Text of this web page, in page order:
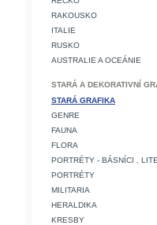
RAKOUSKO
ITALIE
RUSKO
AUSTRALIE A OCEÁNIE
STARÁ A DEKORATIVNÍ
STARÁ GRAFIKA
GENRE
FAUNA
FLORA
PORTRÉTY - BÁSNÍCI ,
PORTRÉTY
MILITARIA
HERALDIKA
KRESBY